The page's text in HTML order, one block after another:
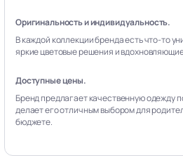
Оригинальность и индивидуальность.
В каждой коллекции бренда есть что-то
яркие цветовые решения и
Доступные цены.
Бренд предлагает качественную одежду
делает его отличным выбором для
бюджете.